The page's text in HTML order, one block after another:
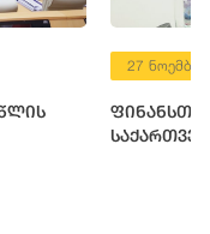
27
ფინანსთა